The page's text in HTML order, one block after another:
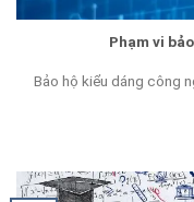
Phạm vi
Bảo hộ kiểu dáng công